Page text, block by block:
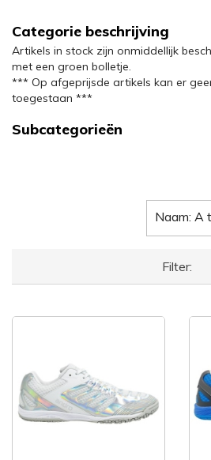
Categorie beschrijving
Artikels in stock zijn onmiddellijk
met een groen bolletje.
*** Op afgeprijsde artikels kan er
toegestaan ***
Subcategorieën
Naam: A
Filter: